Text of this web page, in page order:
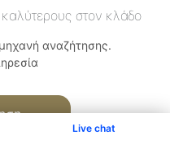
Live chat
στον κλάδο
αναζήτησης.